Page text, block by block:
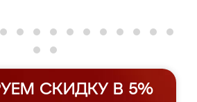
СКИДКУ В 5%